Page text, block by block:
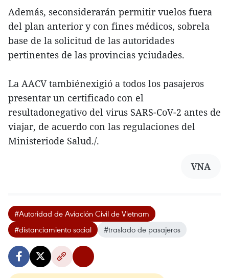
Además, seconsiderarán permitir vuelos fuera
del plan anterior y con fines médicos, sobrela
base de la solicitud de las autoridades
pertinentes de las provincias yciudades.
La AACV tambiénexigió a todos los pasajeros
presentar un certificado con el
resultadonegativo del virus SARS-CoV-2 antes de
viajar, de acuerdo con las regulaciones del
Ministeriode Salud./.
VNA
#Autoridad de Aviación Civil de Vietnam
#distanciamiento social
#traslado de pasajeros